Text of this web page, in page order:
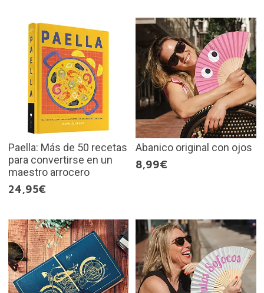
Paella: Más de 50 recetas
para convertirse en un
maestro arrocero
24,95€
Abanico original con ojos
8,99€